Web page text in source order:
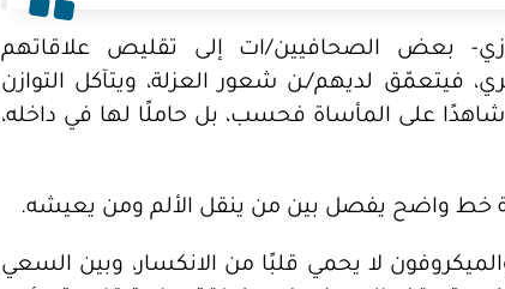
بعض الصحافيين/ات إلى تقليص علاقاتهم
فيتعمّق لديهم/ـن شعور العزلة، ويتآكل التوازن
على المأساة فحسب، بل حاملًا لها في داخله،
خط واضح يفصل بين من ينقل الألم ومن يعيشه.
لا يحمي قلبًا من الانكسار، وبين السعي